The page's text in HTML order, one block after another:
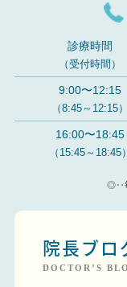
診療時間
（受付時間）
9:00〜12:15
（8:45～12:15）
16:00〜18:45
（15:45～18:45）
◎‥
院長ブロ
DOCTOR’S